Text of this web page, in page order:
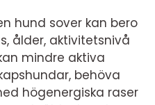
hund sover kan bero
ålder, aktivitetsnivå
mindre aktiva
behöva
högenergiska raser